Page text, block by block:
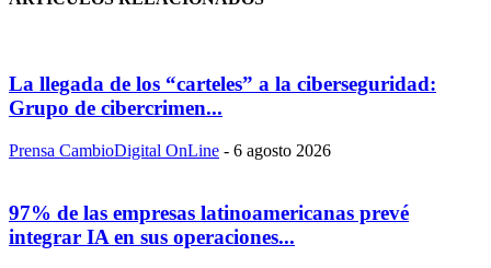
La llegada de los “carteles” a la ciberseguridad:
Grupo de cibercrimen...
Prensa CambioDigital OnLine - 6 agosto 2026
97% de las empresas latinoamericanas prevé
integrar IA en sus operaciones...